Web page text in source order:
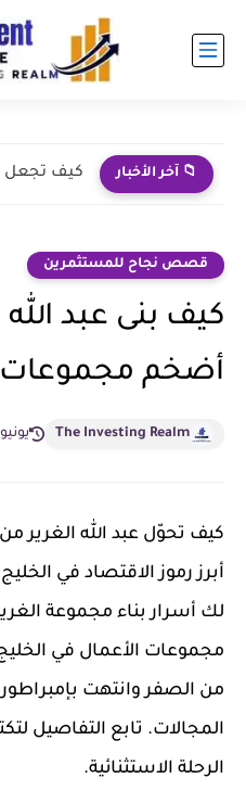
📁 آخر الأخبار
قصص نجاح للمستثمرين
كيف بنى عبد
أضخم مجموعات
The Investing Realm يونيو 20, 2026
كيف تحوّل عبد الله الغرير
أبرز رموز الاقتصاد في
لك أسرار بناء مجموعة
مجموعات الأعمال في
من الصفر وانتهت
المجالات. تابع
الرحلة الاستثنائية.